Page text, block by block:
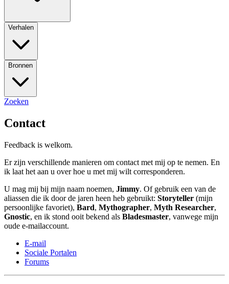
Verhalen
Bronnen
Zoeken
Contact
Feedback is welkom.
Er zijn verschillende manieren om contact met mij op te nemen. En
ik laat het aan u over hoe u met mij wilt corresponderen.
U mag mij bij mijn naam noemen, Jimmy. Of gebruik een van de
aliassen die ik door de jaren heen heb gebruikt: Storyteller (mijn
persoonlijke favoriet), Bard, Mythographer, Myth Researcher,
Gnostic, en ik stond ooit bekend als Bladesmaster, vanwege mijn
oude e-mailaccount.
E-mail
Sociale Portalen
Forums